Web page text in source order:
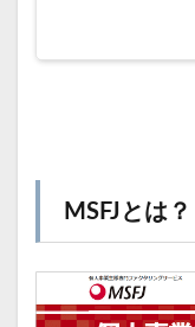
MSFJとは？